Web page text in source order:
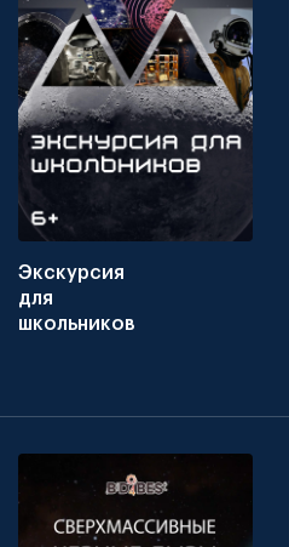
Экскурсия
для
школьников